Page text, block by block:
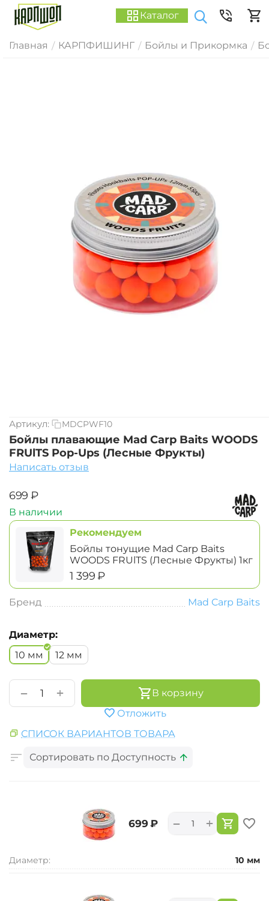
Каталог
Главная / КАРПФИШИНГ / Бойлы и Прикормка /
Артикул: MDCPWF10
Бойлы плавающие Mad Carp Baits WOODS
FRUlTS Pop-Ups (Лесные Фрукты)
Написать отзыв
‍699‍ ₽
В наличии
Рекомендуем
Бойлы тонущие Mad Carp Baits
WOODS FRUlTS (Лесные Фрукты) 1кг
‍1 399‍₽
Бренд Mad Carp Baits
Диаметр:
10 мм
12 мм
+
−
В корзину
Отложить
СПИСОК ВАРИАНТОВ ТОВАРА
Сортировать по Доступность
‍699‍ ₽ +
−
Диаметр: 10 мм